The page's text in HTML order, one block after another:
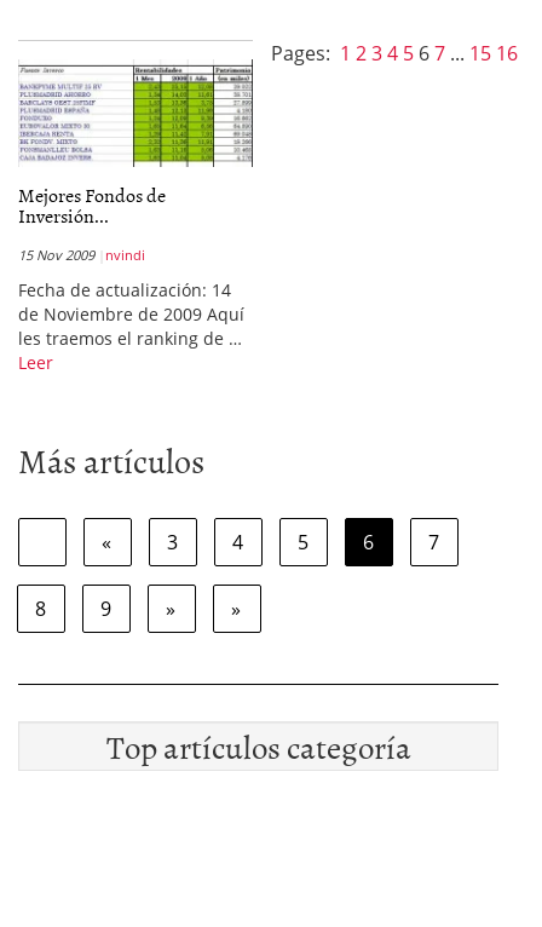
Mejores Fondos de
Inversión...
15 Nov 2009 nvindi
Fecha de actualización: 14
de Noviembre de 2009 Aquí
les traemos el ranking de …
Leer
Pages: 1 234 5 67 ... 15 16
Más artículos
« 3 4 5 6 7
8 9 » »
Top artículos categoría